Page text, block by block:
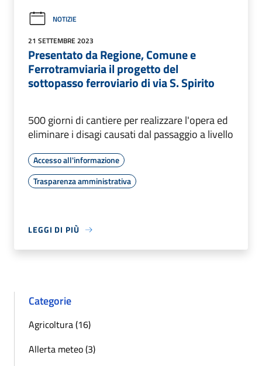
NOTIZIE
21 SETTEMBRE 2023
Presentato da Regione, Comune e
Ferrotramviaria il progetto del
sottopasso ferroviario di via S. Spirito
500 giorni di cantiere per realizzare l'opera ed
eliminare i disagi causati dal passaggio a livello
Accesso all'informazione
Trasparenza amministrativa
LEGGI DI PIÙ
Categorie
Agricoltura (16)
Allerta meteo (3)